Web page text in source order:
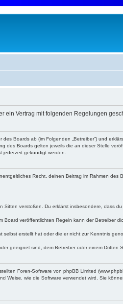
ein Vertrag mit folgenden Regelungen
Boards ab (im Folgenden „Betreiber“) und
des Boards gelten jeweils die an dieser Stelle
gekündigt werden.
Recht, deinen Beitrag im Rahmen des
verstoßen. Du erklärst insbesondere, dass
veröffentlichten Regeln kann der Betreiber
erstellt hat oder die er nicht zur Kenntnis
geeignet sind, dem Betreiber oder einem Dritten
Foren-Software von phpBB Limited
wie die Software verwendet wird. Sie